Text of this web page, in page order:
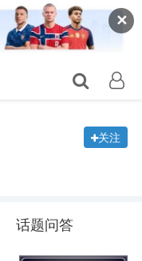
✕
关注
话题问答